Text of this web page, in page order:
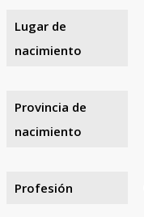
Lugar de
nacimiento
Provincia de
nacimiento
Profesión